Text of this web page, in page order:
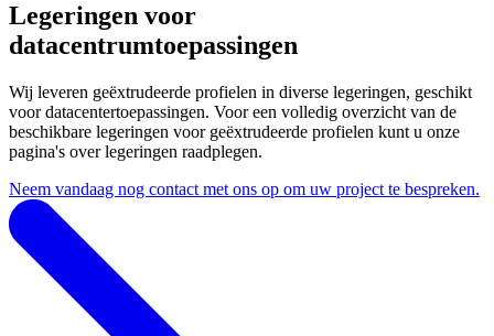
Legeringen voor
datacentrumtoepassingen
Wij leveren geëxtrudeerde profielen in diverse legeringen, geschikt
voor datacentertoepassingen. Voor een volledig overzicht van de
beschikbare legeringen voor geëxtrudeerde profielen kunt u onze
pagina's over legeringen raadplegen.
Neem vandaag nog contact met ons op om uw project te bespreken.